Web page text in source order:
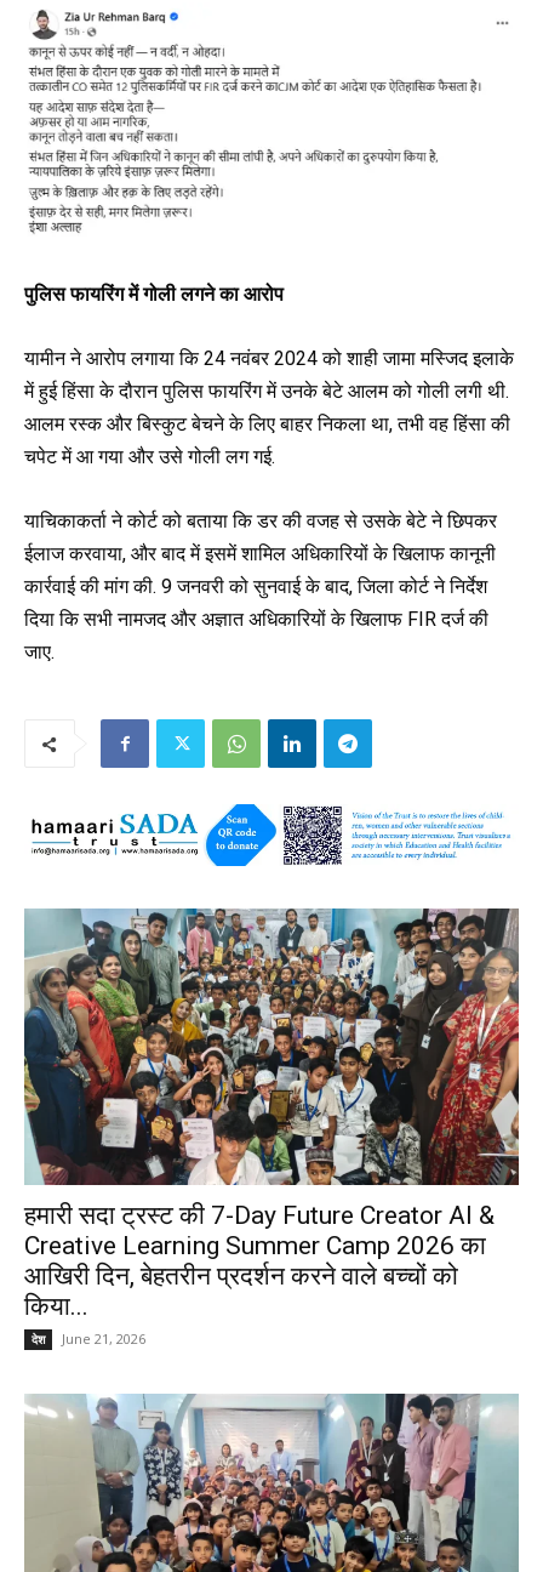
पुलिस फायरिंग में गोली लगने का आरोप
यामीन ने आरोप लगाया कि 24 नवंबर 2024 को शाही जामा मस्जिद इलाके
में हुई हिंसा के दौरान पुलिस फायरिंग में उनके बेटे आलम को गोली लगी थी.
आलम रस्क और बिस्कुट बेचने के लिए बाहर निकला था, तभी वह हिंसा की
चपेट में आ गया और उसे गोली लग गई.
याचिकाकर्ता ने कोर्ट को बताया कि डर की वजह से उसके बेटे ने छिपकर
ईलाज करवाया, और बाद में इसमें शामिल अधिकारियों के खिलाफ कानूनी
कार्रवाई की मांग की. 9 जनवरी को सुनवाई के बाद, जिला कोर्ट ने निर्देश
दिया कि सभी नामजद और अज्ञात अधिकारियों के खिलाफ FIRदर्ज की
जाए.
हमारी सदा ट्रस्ट की 7-Day Future Creator AI &
Creative Learning Summer Camp 2026 का
आखिरी दिन, बेहतरीन प्रदर्शन करने वाले बच्चों को
किया...
देश June 21, 2026